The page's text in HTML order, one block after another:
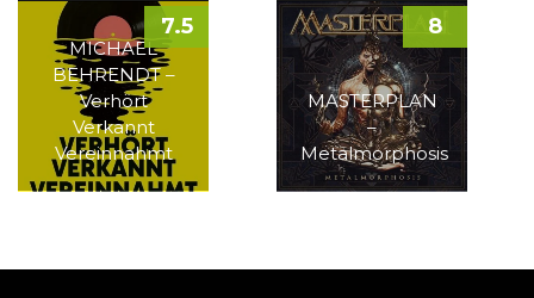
MICHAEL
BEHRENDT –
Verhört
Verkannt
Vereinnahmt
7.5
MASTERPLAN
–
Metalmorphosis
8